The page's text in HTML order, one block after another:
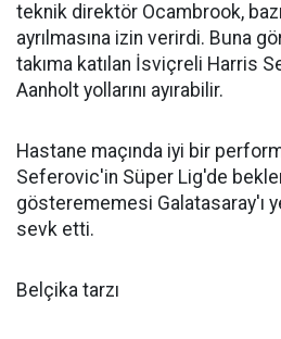
teknik direktör Ocambrook,
ayrılmasına izin verirdi. Buna
takıma katılan İsviçreli Harris
Aanholt yollarını ayırabilir.
Hastane maçında iyi bir
Seferovic'in Süper Lig'de
gösterememesi Galatasaray'ı
sevk etti.
Belçika tarzı